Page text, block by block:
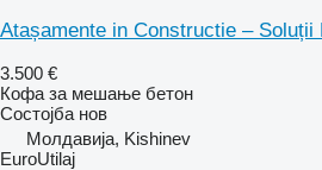
Atașamente in Constructie – Soluții
3.500 €
Кофа за мешање бетон
Состојба нов
Молдавија, Kishinev
EuroUtilaj